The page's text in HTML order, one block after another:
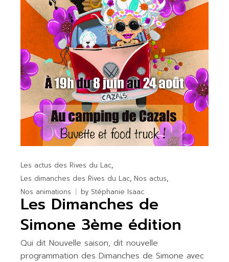
Les actus des Rives du Lac
Les dimanches des Rives du Lac Nos actus
Nos animations
by Stéphanie Isaac
Les Dimanches de
Simone 3ème édition
Qui dit Nouvelle saison, dit nouvelle
programmation des Dimanches de Simone avec